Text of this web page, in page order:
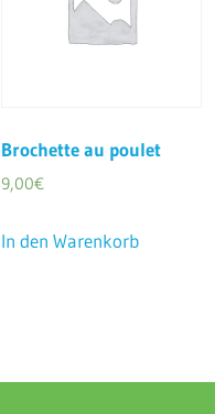
Brochette au poulet
9,00€
In den Warenkorb